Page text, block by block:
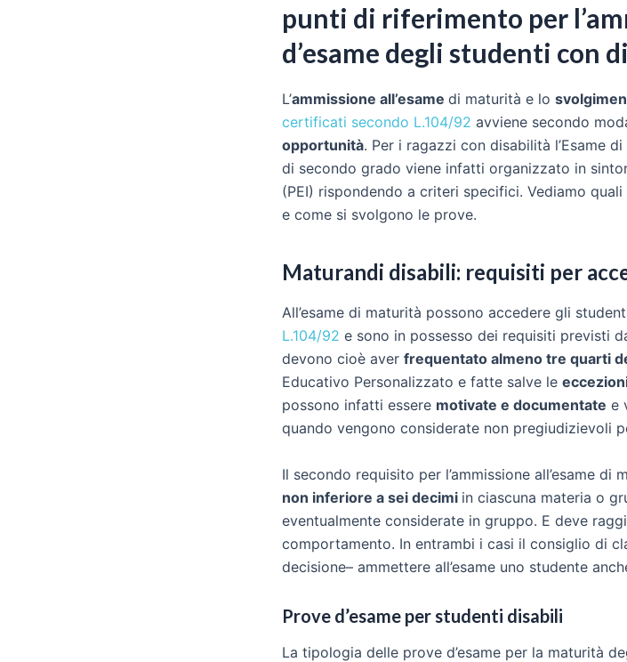
punti di riferimento per
d’esame degli studenti con
L’ammissione all’esame di maturità e lo
certificati secondo L.104/92 avviene secondo
opportunità. Per i ragazzi con disabilità l’Esame
di secondo grado viene infatti organizzato in
(PEI) rispondendo a criteri specifici. Vediamo quali
e come si svolgono le prove.
Maturandi disabili: requisiti per
All’esame di maturità possono accedere gli
L.104/92 e sono in possesso dei requisiti previsti
devono cioè aver frequentato almeno tre quarti
Educativo Personalizzato e fatte salve le
possono infatti essere motivate e documentate e
quando vengono considerate non pregiudizievoli
Il secondo requisito per l’ammissione all’esame di
non inferiore a sei decimi in ciascuna materia o
eventualmente considerate in gruppo. E deve
comportamento. In entrambi i casi il consiglio di
decisione– ammettere all’esame uno studente
Prove d’esame per studenti disabili
La tipologia delle prove d’esame per la maturità